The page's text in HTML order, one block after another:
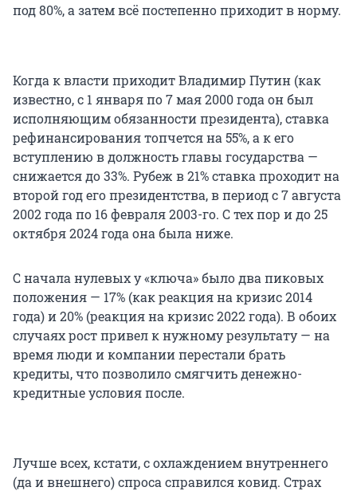
под 80%, а затем всё постепенно приходит в норму.
Когда к власти приходит Владимир Путин (как
известно, с 1 января по 7 мая 2000 года он был
исполняющим обязанности президента), ставка
рефинансирования топчется на 55%, а к его
вступлению в должность главы государства —
снижается до 33%. Рубеж в 21% ставка проходит на
второй год его президентства, в период с 7 августа
2002 года по 16 февраля 2003-го. С тех пор и до 25
октября 2024 года она была ниже.
С начала нулевых у «ключа» было два пиковых
положения — 17% (как реакция на кризис 2014
года) и 20% (реакция на кризис 2022 года). В обоих
случаях рост привел к нужному результату — на
время люди и компании перестали брать
кредиты, что позволило смягчить денежно-
кредитные условия после.
Лучше всех, кстати, с охлаждением внутреннего
(да и внешнего) спроса справился ковид. Страх